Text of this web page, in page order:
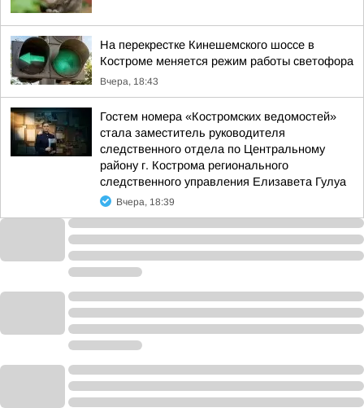
На перекрестке Кинешемского шоссе в
Костроме меняется режим работы светофора
Вчера, 18:43
Гостем номера «Костромских ведомостей»
стала заместитель руководителя
следственного отдела по Центральному
району г. Кострома регионального
следственного управления Елизавета Гулуа
Вчера, 18:39